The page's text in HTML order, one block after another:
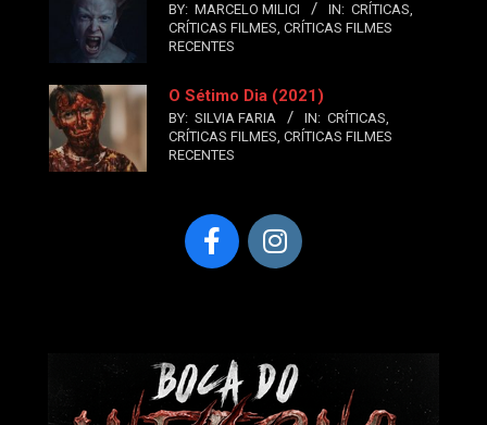
BY: MARCELO MILICI IN: CRÍTICAS,
CRÍTICAS FILMES, CRÍTICAS FILMES
RECENTES
O Sétimo Dia (2021)
BY: SILVIA FARIA IN: CRÍTICAS,
CRÍTICAS FILMES, CRÍTICAS FILMES
RECENTES